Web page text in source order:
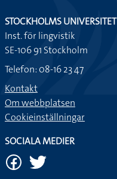
STOCKHOLMS UNIVERSITET
Inst. för lingvistik
SE-106 91 Stockholm
Telefon: 08-16 23 47
Kontakt
Om webbplatsen
Cookieinställningar
SOCIALA MEDIER